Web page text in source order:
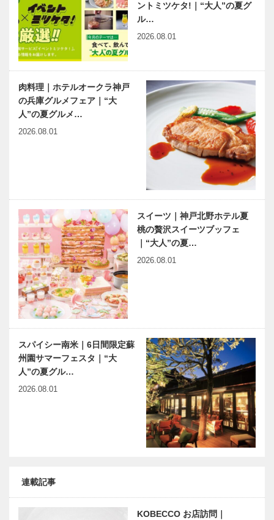
ントミツケタ!｜“大人”の夏グ
ル…
2026.08.01
肉料理｜ホテルオークラ神戸
の兵庫グルメフェア｜“大
人”の夏グルメ…
2026.08.01
スイーツ｜神戸北野ホテル夏
桃の贅沢スイーツブッフェ
｜“大人”の夏…
2026.08.01
スパイシー南米｜6日間限定蘇
州園サマーフェスタ｜“大
人”の夏グル…
2026.08.01
連載記事
KOBECCO お店訪問｜